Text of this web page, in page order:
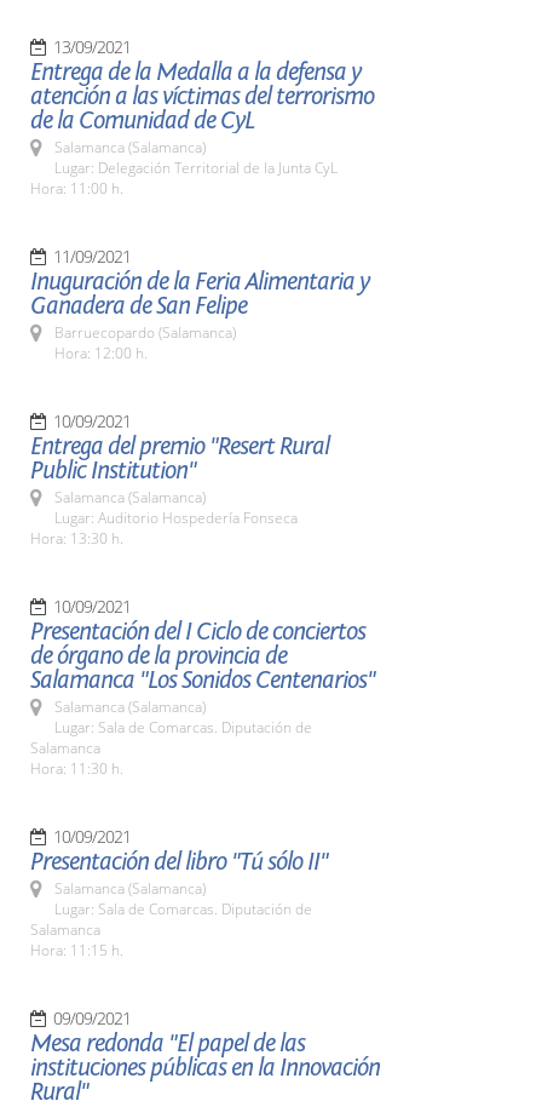
13/09/2021
Entrega de la Medalla a la defensa y
atención a las víctimas del terrorismo
de la Comunidad de CyL
Salamanca (Salamanca)
Lugar: Delegación Territorial de la Junta CyL
Hora: 11:00 h.
11/09/2021
Inuguración de la Feria Alimentaria y
Ganadera de San Felipe
Barruecopardo (Salamanca)
Hora: 12:00 h.
10/09/2021
Entrega del premio "Resert Rural
Public Institution"
Salamanca (Salamanca)
Lugar: Auditorio Hospedería Fonseca
Hora: 13:30 h.
10/09/2021
Presentación del I Ciclo de conciertos
de órgano de la provincia de
Salamanca "Los Sonidos Centenarios"
Salamanca (Salamanca)
Lugar: Sala de Comarcas. Diputación de
Salamanca
Hora: 11:30 h.
10/09/2021
Presentación del libro "Tú sólo II"
Salamanca (Salamanca)
Lugar: Sala de Comarcas. Diputación de
Salamanca
Hora: 11:15 h.
09/09/2021
Mesa redonda "El papel de las
instituciones públicas en la Innovación
Rural"